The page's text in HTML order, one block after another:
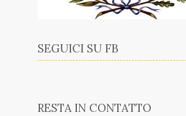
SEGUICI SU FB
RESTA IN CONTATTO